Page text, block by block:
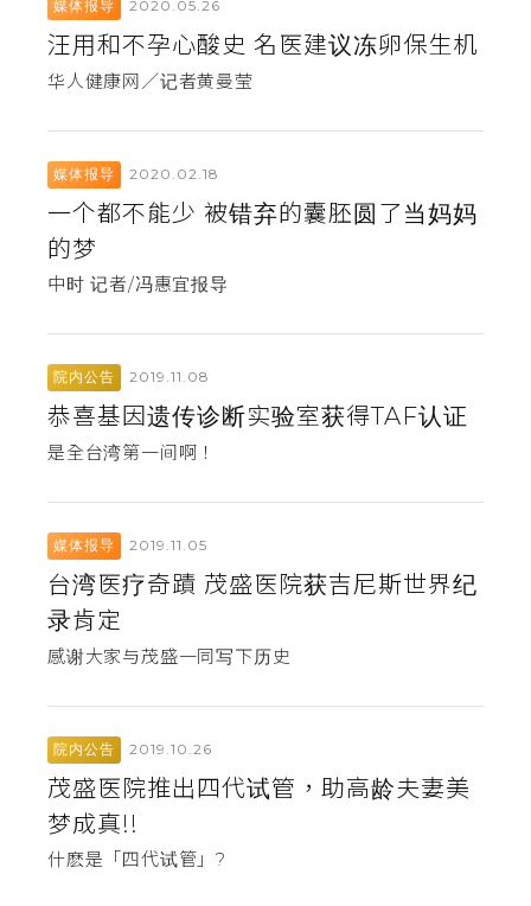
媒体报导 2020.05.26
汪用和不孕心酸史 名医建议冻卵保生机
华人健康网／记者黄曼莹
媒体报导 2020.02.18
一个都不能少 被错弃的囊胚圆了当妈妈
的梦
中时 记者/冯惠宜报导
院内公告 2019.11.08
恭喜基因遗传诊断实验室获得TAF认证
是全台湾第一间啊！
媒体报导 2019.11.05
台湾医疗奇蹟 茂盛医院获吉尼斯世界纪
录肯定
感谢大家与茂盛一同写下历史
院内公告 2019.10.26
茂盛医院推出四代试管，助高龄夫妻美
梦成真!!
什麽是「四代试管」?